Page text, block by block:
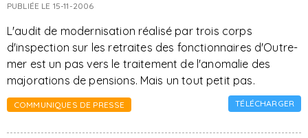
PUBLIÉE LE 15-11-2006
L'audit de modernisation réalisé par trois corps
d'inspection sur les retraites des fonctionnaires d'Outre-
mer est un pas vers le traitement de l'anomalie des
majorations de pensions. Mais un tout petit pas.
COMMUNIQUES DE PRESSE TÉLÉCHARGER